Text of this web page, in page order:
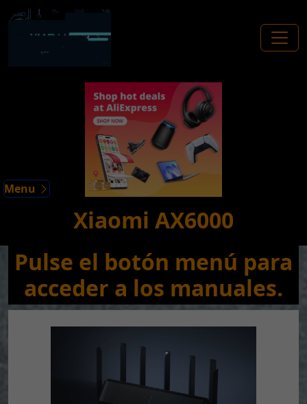
Xiaomi AX6000
Menu
Pulse el botón menú para
acceder a los manuales.